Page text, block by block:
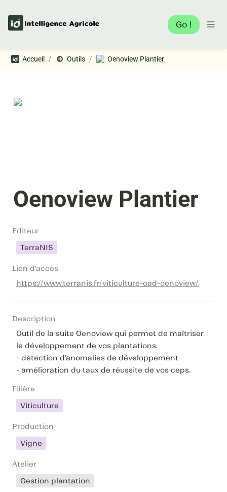
Go !
Accueil / Outils / Oenoview Plantier
Oenoview Plantier
Editeur
TerraNIS
Lien d'accès
https://www.terranis.fr/viticulture-oad-oenoview/
Description
Outil de la suite Oenoview qui permet de maîtriser
le développement de vos plantations.
- détection d’anomalies de développement
- amélioration du taux de réussite de vos ceps.
Filière
Viticulture
Production
Vigne
Atelier
Gestion plantation